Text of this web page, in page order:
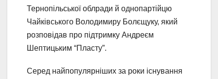
Тернопільської облради й однопартійцю
Чайківського Володимиру Болєщуку, який
розповідав про підтримку Андреєм
Шептицьким “Пласту”.
Серед найпопулярніших за роки існування